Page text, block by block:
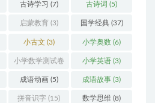
古诗学习 (7) 古诗词 (5)
启蒙教育 (3) 国学经典(37)
小古文 (3) 小学奥数 (6)
小学数学测试卷
(5)
小学英语 (3)
成语动画(5) 成语故事 (3)
拼音识字 (15) 数学思维 (8)